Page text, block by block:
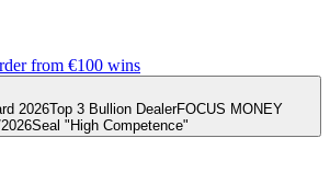
from €100 wins
2026Top 3 Bullion DealerFOCUS MONEY
Seal "High Competence"